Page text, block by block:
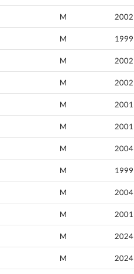
M 2002
M 1999
M 2002
M 2002
M 2001
M 2001
M 2004
M 1999
M 2004
M 2001
M 2024
M 2024